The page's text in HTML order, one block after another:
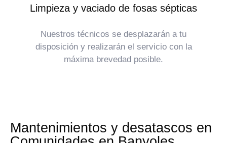
Limpieza y vaciado de fosas sépticas
Nuestros técnicos se desplazarán a tu
disposición y realizarán el servicio con la
máxima brevedad posible.
Mantenimientos y desatascos en